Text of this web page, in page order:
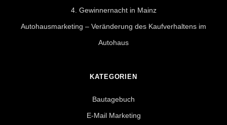
4. Gewinnernacht in Mainz
Autohausmarketing – Veränderung des Kaufverhaltens im
Autohaus
KATEGORIEN
Bautagebuch
E-Mail Marketing